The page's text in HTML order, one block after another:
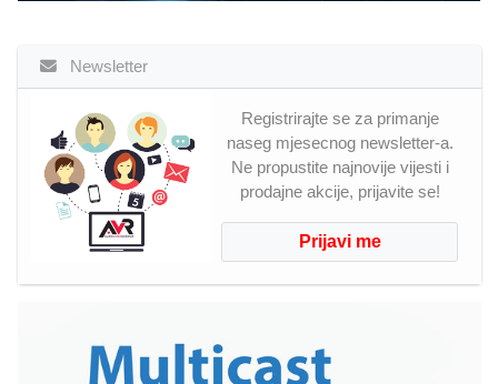
Newsletter
Registrirajte se za primanje
naseg mjesecnog newsletter-a.
Ne propustite najnovije vijesti i
prodajne akcije, prijavite se!
Prijavi me